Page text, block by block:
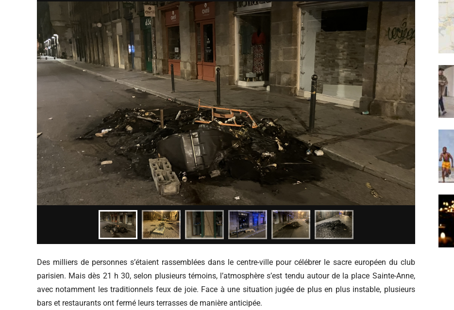
Des milliers de personnes s’étaient rassemblées dans le centre-ville pour célébrer le sacre européen du club
parisien. Mais dès 21 h 30, selon plusieurs témoins, l’atmosphère s’est tendu autour de la place Sainte-Anne,
avec notamment les traditionnels feux de joie. Face à une situation jugée de plus en plus instable, plusieurs
bars et restaurants ont fermé leurs terrasses de manière anticipée.